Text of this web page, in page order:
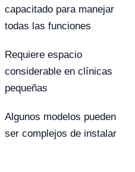
capacitado para manejar
todas las funciones
Requiere espacio
considerable en clínicas
pequeñas
Algunos modelos pueden
ser complejos de instalar